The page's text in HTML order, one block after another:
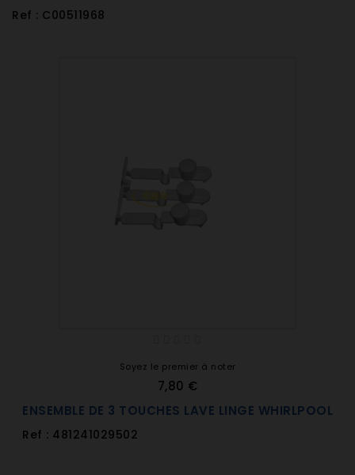
Ref : C00511968
Soyez le premier à noter
7,80 €
ENSEMBLE DE 3 TOUCHES LAVE LINGE WHIRLPOOL
Ref : 481241029502